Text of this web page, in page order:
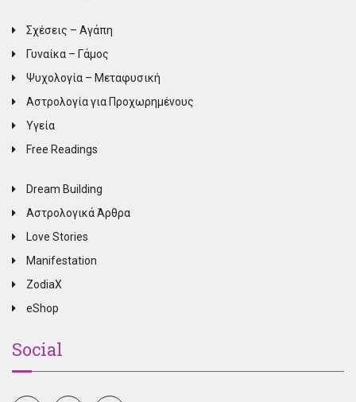
Σχέσεις – Αγάπη
Γυναίκα – Γάμος
Ψυχολογία – Μεταφυσική
Αστρολογία για Προχωρημένους
Υγεία
Free Readings
Dream Building
Αστρολογικά Άρθρα
Love Stories
Manifestation
ZodiaX
eShop
Social